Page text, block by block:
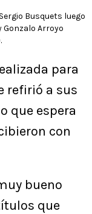
Busquets luego
Arroyo
para
refirió a sus
que espera
con
bueno
que